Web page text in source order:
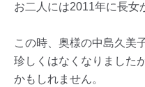
お二人には2011年に長女
この時、奥様の中島久美
珍しくはなくなりました
かもしれません。